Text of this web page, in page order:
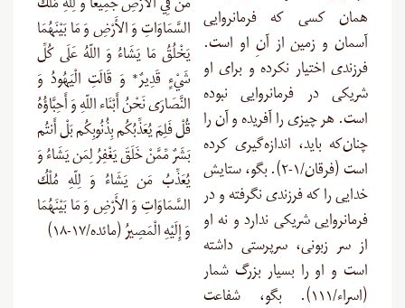
همان کسی که فرمانروایی
آسمان و زمین از آنِ او است.
فرزندی اختیار نکرده و برای او
شریکی در فرمانروایی نبوده
است. هر چیزی را آفریده و آن را
چنان‌که باید، اندازه‌گیری کرده
است (فرقان/۱-۲). بگو، ستایش
خدایی را که فرزندی نگرفته و در
فرمانروایی شریکی ندارد و نه او
از سر زبونی، سرپرستی داشته
است و او را بسیار بزرگ شمار
(اسراء/۱۱۱). بگو، شفاعت
مَن فِي الأَرْضِ جَمِيعًا وَ لِلّهِ مُلْكُ
السَّمَاوَاتِ وَ الأَرْضِ وَ مَا بَيْنَهُمَا
يَخْلُقُ مَا يَشَاءُ وَ اللّهُ عَلَى كُلِّ
شَيْءٍ قَدِيرٌ* وَ قَالَتِ الْيَهُودُ وَ
النَّصَارَى نَحْنُ أَبْنَاء اللّهِ وَ أَحِبَّاؤُهُ
قُلْ فَلِمَ يُعَذِّبُكُم بِذُنُوبِكُم بَلْ أَنتُم
بَشَرٌ مِّمَّنْ خَلَقَ يَغْفِرُ لِمَن يَشَاءُ وَ
يُعَذِّبُ مَن يَشَاءُ وَ لِلّهِ مُلْكُ
السَّمَاوَاتِ وَ الأَرْضِ وَ مَا بَيْنَهُمَا
وَ إِلَيْهِ الْمَصِيرُ (مائده/۱۷-۱۸)